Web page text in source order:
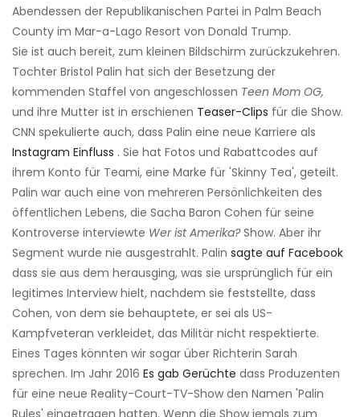
Abendessen der Republikanischen Partei in Palm Beach
County im Mar-a-Lago Resort von Donald Trump.
Sie ist auch bereit, zum kleinen Bildschirm zurückzukehren.
Tochter Bristol Palin hat sich der Besetzung der
kommenden Staffel von angeschlossen Teen Mom OG,
und ihre Mutter ist in erschienen Teaser-Clips für die Show.
CNN spekulierte auch, dass Palin eine neue Karriere als
Instagram Einfluss . Sie hat Fotos und Rabattcodes auf
ihrem Konto für Teami, eine Marke für 'Skinny Tea', geteilt.
Palin war auch eine von mehreren Persönlichkeiten des
öffentlichen Lebens, die Sacha Baron Cohen für seine
Kontroverse interviewte Wer ist Amerika?Show. Aber ihr
Segment wurde nie ausgestrahlt. Palin sagte auf Facebook
dass sie aus dem herausging, was sie ursprünglich für ein
legitimes Interview hielt, nachdem sie feststellte, dass
Cohen, von dem sie behauptete, er sei als US-
Kampfveteran verkleidet, das Militär nicht respektierte.
Eines Tages könnten wir sogar über Richterin Sarah
sprechen. Im Jahr 2016 Es gab Gerüchte dass Produzenten
für eine neue Reality-Court-TV-Show den Namen 'Palin
Rules' eingetragen hatten. Wenn die Show jemals zum